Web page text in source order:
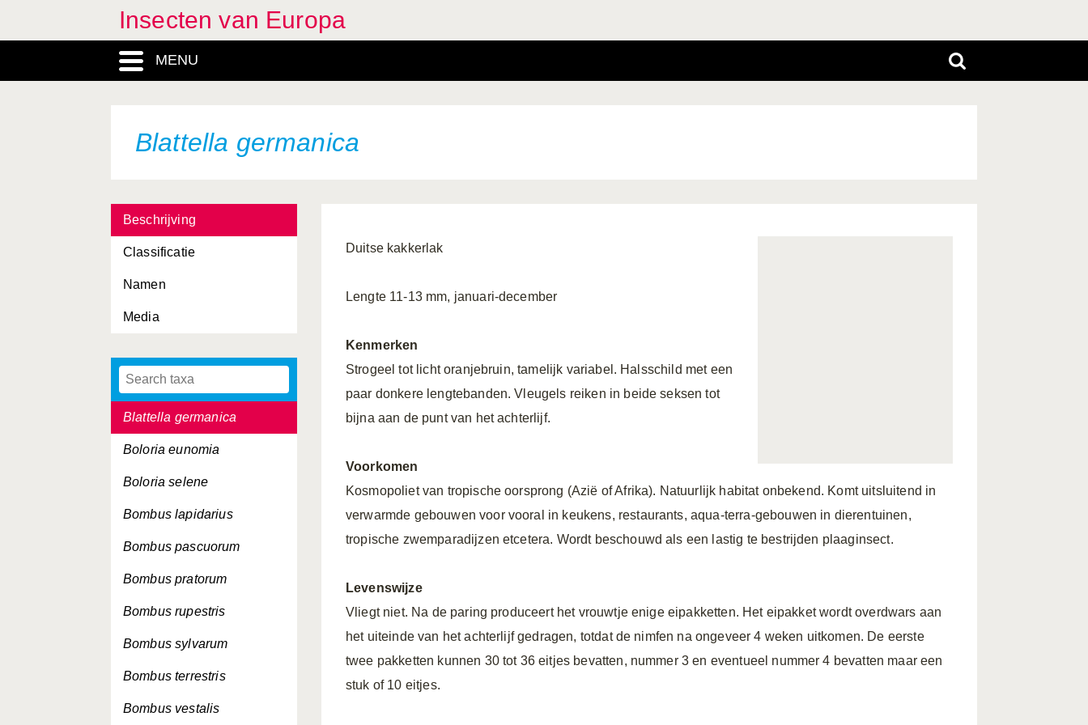
Insecten van Europa
MENU
Blattella germanica
Beschrijving
Classificatie
Namen
Media
Baetis soort
Barbitistes serricauda
Bembecia
Biorhiza pallida
Biston betularia
Biston strataria
Bittacus italicus
Blatta orientalis
Blattella germanica
Boloria eunomia
Boloria selene
Bombus lapidarius
Bombus pascuorum
Bombus pratorum
Bombus rupestris
Bombus sylvarum
Bombus terrestris
Bombus vestalis
Duitse kakkerlak
Lengte 11-13 mm, januari-december
Kenmerken
Strogeel tot licht oranjebruin, tamelijk variabel. Halsschild met een
paar donkere lengtebanden. Vleugels reiken in beide seksen tot
bijna aan de punt van het achterlijf.
Voorkomen
Kosmopoliet van tropische oorsprong (Azië of Afrika). Natuurlijk habitat onbekend. Komt uitsluitend in
verwarmde gebouwen voor vooral in keukens, restaurants, aqua-terra-gebouwen in dierentuinen,
tropische zwemparadijzen etcetera. Wordt beschouwd als een lastig te bestrijden plaaginsect.
Levenswijze
Vliegt niet. Na de paring produceert het vrouwtje enige eipakketten. Het eipakket wordt overdwars aan
het uiteinde van het achterlijf gedragen, totdat de nimfen na ongeveer 4 weken uitkomen. De eerste
twee pakketten kunnen 30 tot 36 eitjes bevatten, nummer 3 en eventueel nummer 4 bevatten maar een
stuk of 10 eitjes.